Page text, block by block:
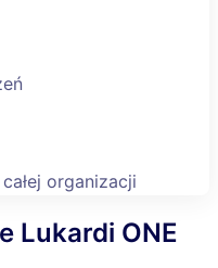
organizacji
Lukardi ONE